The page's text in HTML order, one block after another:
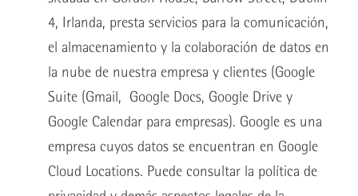
4, Irlanda, presta servicios para la comunicación,
el almacenamiento y la colaboración de datos en
la nube de nuestra empresa y clientes (Google
Suite (Gmail, Google Docs, Google Drive y
Google Calendar para empresas). Google es una
empresa cuyos datos se encuentran en Google
Cloud Locations. Puede consultar la política de